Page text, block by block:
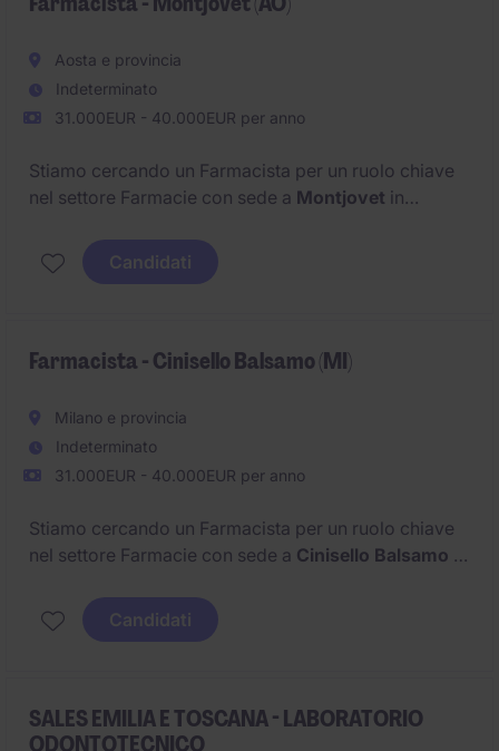
Aosta e provincia
Indeterminato
31.000EUR - 40.000EUR per anno
Stiamo cercando un Farmacista per un ruolo chiave
nel settore Farmacie con sede a Montjovet in
Candidati
Farmacista - Cinisello Balsamo (MI)
Milano e provincia
Indeterminato
31.000EUR - 40.000EUR per anno
Stiamo cercando un Farmacista per un ruolo chiave
nel settore Farmacie con sede a Cinisello Balsamo in
Candidati
SALES EMILIA E TOSCANA - LABORATORIO
ODONTOTECNICO